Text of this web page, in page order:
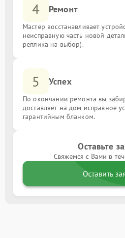
4 Ремонт
Мастер восстанавливает
неисправную часть новой
реплика на выбор).
5 Успех
По окончании ремонта вы
доставляет на дом исправное
гарантийным бланком.
Оставьте
Свяжемся с Вами в
Оставить